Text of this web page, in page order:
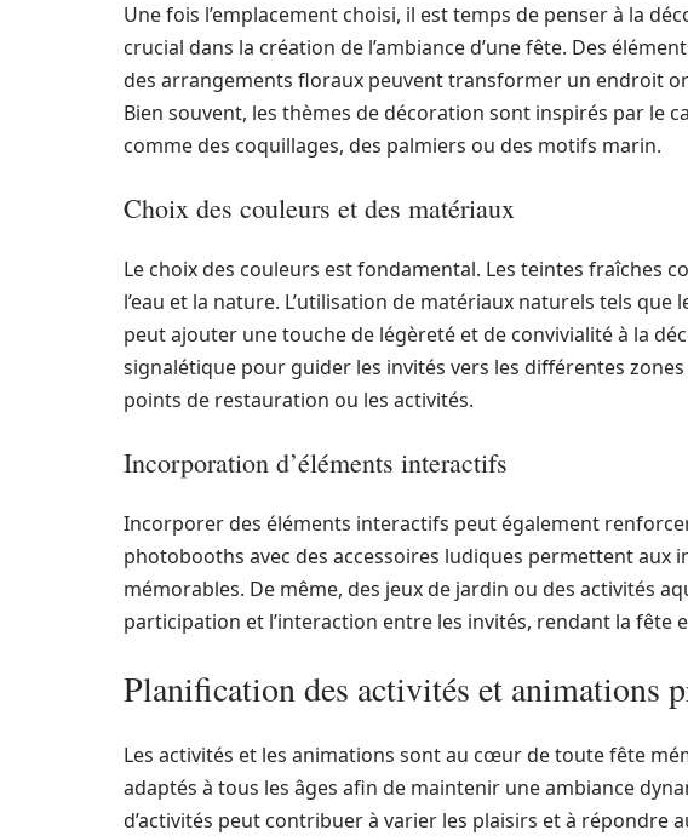
Une fois l’emplacement choisi, il est temps de penser à la
crucial dans la création de l’ambiance d’une fête. Des
des arrangements floraux peuvent transformer un endroit
Bien souvent, les thèmes de décoration sont inspirés par le
comme des coquillages, des palmiers ou des motifs marin.
Choix des couleurs et des matériaux
Le choix des couleurs est fondamental. Les teintes fraîches
l’eau et la nature. L’utilisation de matériaux naturels tels
peut ajouter une touche de légèreté et de convivialité à la
signalétique pour guider les invités vers les différentes
points de restauration ou les activités.
Incorporation d’éléments interactifs
Incorporer des éléments interactifs peut également
photobooths avec des accessoires ludiques permettent aux
mémorables. De même, des jeux de jardin ou des activités
participation et l’interaction entre les invités, rendant la fête
Planification des activités et animations
Les activités et les animations sont au cœur de toute fête
adaptés à tous les âges afin de maintenir une ambiance
d’activités peut contribuer à varier les plaisirs et à répondre